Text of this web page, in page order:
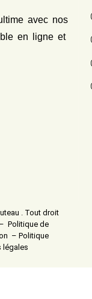
avec nos
en ligne et
. Tout droit
– Politique de
– Politique
légales